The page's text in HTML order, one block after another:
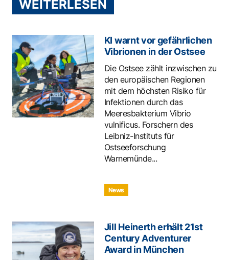
WEITERLESEN
KI warnt vor gefährlichen
Vibrionen in der Ostsee
Die Ostsee zählt inzwischen zu
den europäischen Regionen
mit dem höchsten Risiko für
Infektionen durch das
Meeresbakterium Vibrio
vulnificus. Forschern des
Leibniz-Instituts für
Ostseeforschung
Warnemünde...
News
Jill Heinerth erhält 21st
Century Adventurer
Award in München